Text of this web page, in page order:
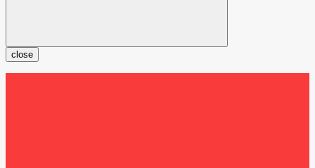
close